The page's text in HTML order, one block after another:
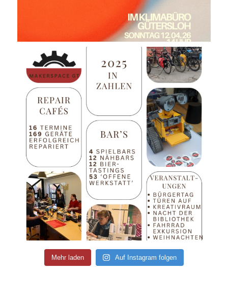
Mehr laden Auf Instagram folgen